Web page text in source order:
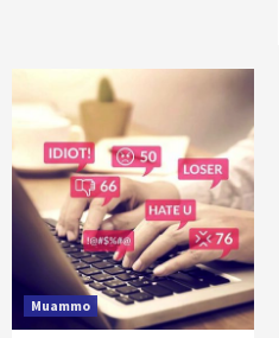
Muammo